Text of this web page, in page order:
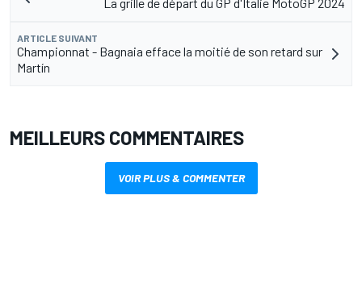
ARTICLE SUIVANT
Championnat - Bagnaia efface la moitié de son retard sur
Martín
MEILLEURS COMMENTAIRES
VOIR PLUS & COMMENTER